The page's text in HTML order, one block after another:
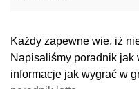
Każdy zapewne wie, iż
Napisaliśmy poradnik
informacje jak wygrać w